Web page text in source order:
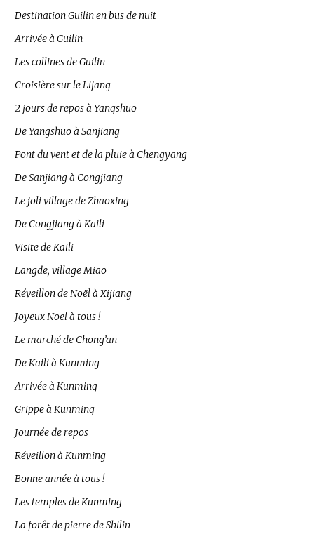
Destination Guilin en bus de nuit
Arrivée à Guilin
Les collines de Guilin
Croisière sur le Lijang
2 jours de repos à Yangshuo
De Yangshuo à Sanjiang
Pont du vent et de la pluie à Chengyang
De Sanjiang à Congjiang
Le joli village de Zhaoxing
De Congjiang à Kaili
Visite de Kaili
Langde, village Miao
Réveillon de Noël à Xijiang
Joyeux Noel à tous !
Le marché de Chong’an
De Kaili à Kunming
Arrivée à Kunming
Grippe à Kunming
Journée de repos
Réveillon à Kunming
Bonne année à tous !
Les temples de Kunming
La forêt de pierre de Shilin